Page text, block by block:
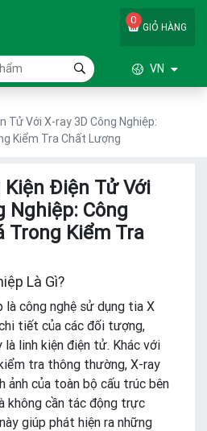
GIỎ HÀNG
0
VN
Tử Với X-ray 3D Công Nghiệp:
Kiểm Tra Chất Lượng
Kiện Điện Tử Với
Nghiệp: Công
Trong Kiểm Tra
Là Gì?
là công nghệ sử dụng tia X
tiết của các đối tượng,
linh kiện điện tử. Khác với
tra thông thường, X-ray
ảnh của toàn bộ cấu trúc bên
không cần tác động trực
giúp phát hiện ra những